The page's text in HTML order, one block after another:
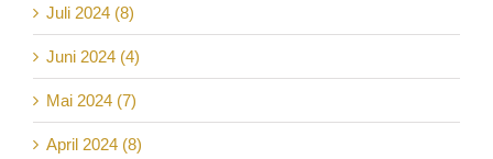
Juli 2024 (8)
Juni 2024 (4)
Mai 2024 (7)
April 2024 (8)